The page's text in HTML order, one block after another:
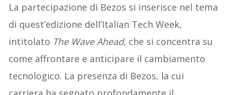
La partecipazione di Bezos si inserisce nel tema
di quest’edizione dell’Italian Tech Week,
intitolato The Wave Ahead, che si concentra su
come affrontare e anticipare il cambiamento
tecnologico. La presenza di Bezos, la cui